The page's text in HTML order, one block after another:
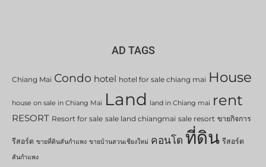
AD TAGS
Chiang Mai Condo hotel hotel for sale chiang mai House
house on sale in Chiang Mai Land land in Chiang mai rent
RESORT Resort for sale sale land chiangmai sale resort ขายกิจการ
รีสอร์ต ขายที่ดินสันกำแพง ขายบ้านสวนเชียงใหม่ คอนโด ที่ดิน รีสอร์ต
สันกำแพง